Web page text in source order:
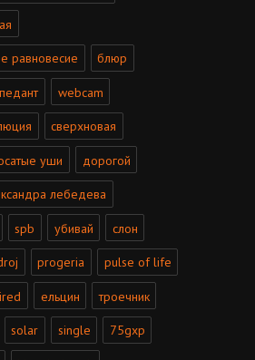
равновесие блюр
педант webcam
сверхновая
уши дорогой
лебедева
spb убивай слон
progeria pulse of life
ельцин троечник
solar single 75gxp